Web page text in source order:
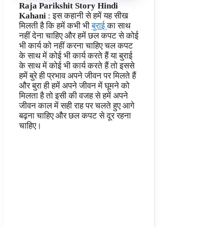
Raja Parikshit Story Hindi
Kahani : इस कहानी से हमें यह सीख
मिलती है कि हमें कभी भीबुराईका साथ
नहीं देना चाहिए और हमें छल कपट से कोई
भी कार्य को नहीं करना चाहिए चल कपट
के साथ में कोई भी कार्य करते हैं या बुराई
के साथ में कोई भी कार्य करते हैं तो इससे
हमें बुरे ही प्रभाव अपने जीवन पर मिलते हैं
और बुरा ही हमें अपने जीवन में घूमने को
मिलता है तो इसी की वजह से हमें अपने
जीवन काल में सही राह पर चलते हुए आगे
बढ़ना चाहिए और छल कपट से दूर रहना
चाहिए।